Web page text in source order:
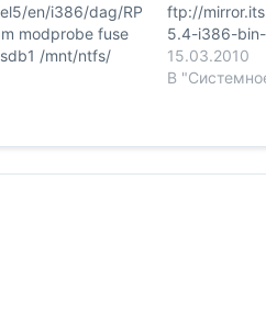
en/i386/dag/RP
modprobe fuse
/mnt/ntfs/
ftp://
5.4-i386-bin-
15.03.2010
В